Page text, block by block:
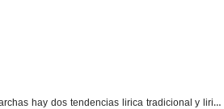
hay dos tendencias lirica tradicional y lirica